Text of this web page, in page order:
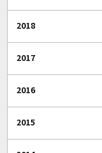
2018
2017
2016
2015